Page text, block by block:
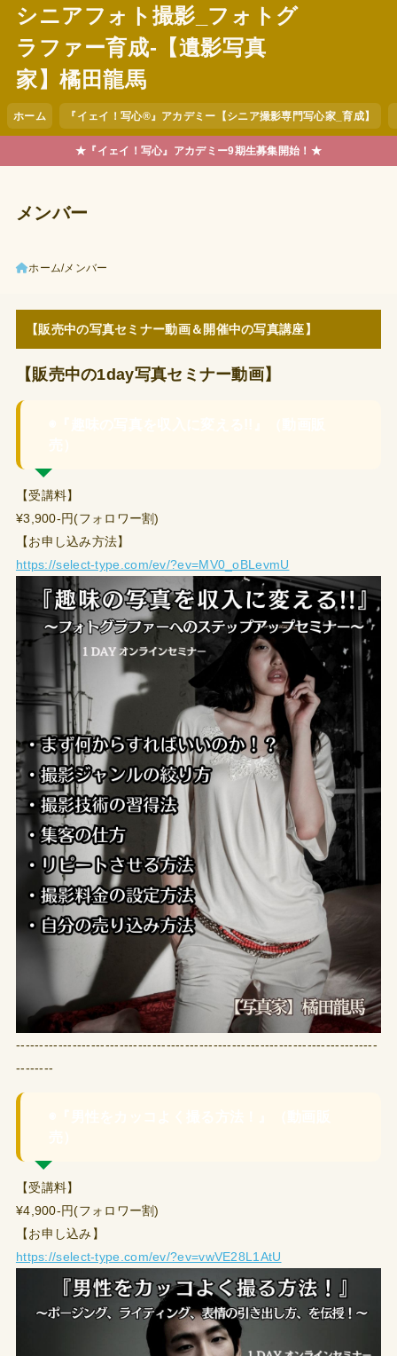
シニアフォト撮影_フォトグ
ラファー育成-【遺影写真
家】橘田龍馬
ホーム 『イェイ！写心®︎』アカデミー【シニア撮影専門写心家_育成】
★『イェイ！写心』アカデミー9期生募集開始！★
メンバー
ホーム メンバー
【販売中の写真セミナー動画＆開催中の写真講座】
【販売中の1day写真セミナー動画】
【受講料】
¥3,900-円(フォロワー割)
【お申し込み方法】
https://select-type.com/ev/?ev=MV0_oBLevmU
-----------------------------------------------------------------------------
--------
【受講料】
¥4,900-円(フォロワー割)
【お申し込み】
https://select-type.com/ev/?ev=vwVE28L1AtU